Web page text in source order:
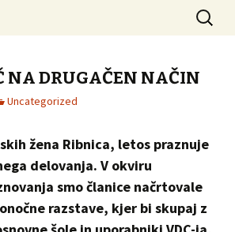
žena Ribnica Išči:
NA DRUGAČEN NAČIN
Uncategorized
žena Ribnica, letos praznuje
delovanja. V okviru
smo članice načrtovale
razstave, kjer bi skupaj z